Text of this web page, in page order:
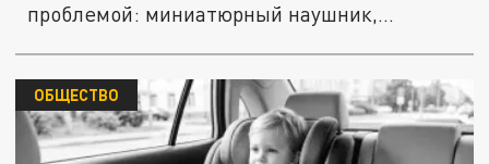
проблемой: миниатюрный наушник,...
ОБЩЕСТВО